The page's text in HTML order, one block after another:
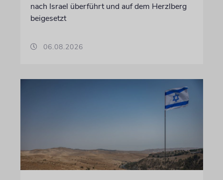
nach Israel überführt und auf dem Herzlberg
beigesetzt
06.08.2026